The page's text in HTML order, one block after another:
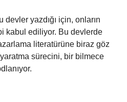
devler yazdığı için, onların
kabul ediliyor. Bu devlerde
literatürüne biraz göz
sürecini, bir bilmece